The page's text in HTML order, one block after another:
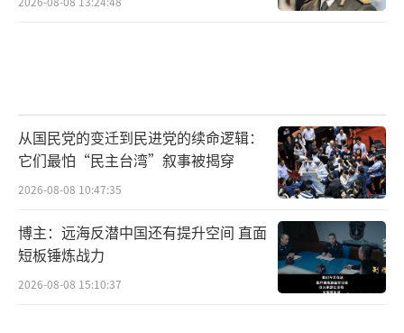
从国民党的变迁到民进党的续命逻辑：
它们最怕“民主台湾”叙事被揭穿
2026-08-08 10:47:35
博主：远海反潜中国还有提升空间 直面
短板锤炼战力
2026-08-08 15:10:37